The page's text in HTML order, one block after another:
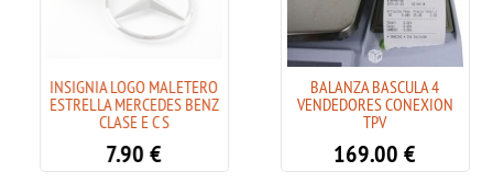
INSIGNIA LOGO MALETERO
ESTRELLA MERCEDES BENZ
CLASE E C S
7.90€
BALANZA BASCULA 4
VENDEDORES CONEXION
TPV
169.00€